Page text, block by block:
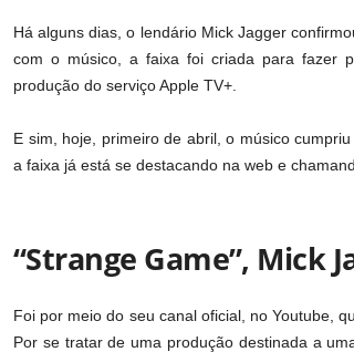
Há alguns dias, o lendário Mick Jagger
com o músico, a faixa foi criada para fazer
produção do serviço Apple TV+.
E sim, hoje, primeiro de abril, o músico
a faixa já está se destacando na web e
“Strange Game”, Mick
Foi por meio do seu canal oficial, no Youtube,
Por se tratar de uma produção destinada a